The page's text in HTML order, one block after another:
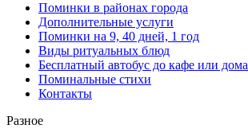
Поминки в районах города
Дополнительные услуги
Поминки на 9, 40 дней, 1 год
Виды ритуальных блюд
Бесплатный автобус до кафе или дома
Поминальные стихи
Контакты
Разное